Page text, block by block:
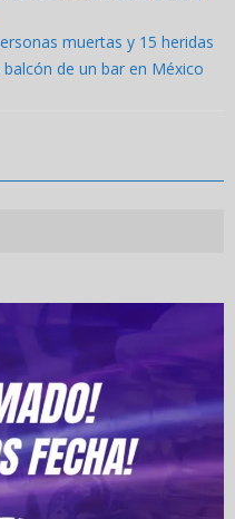
muertas y 15 heridas
de un bar en México